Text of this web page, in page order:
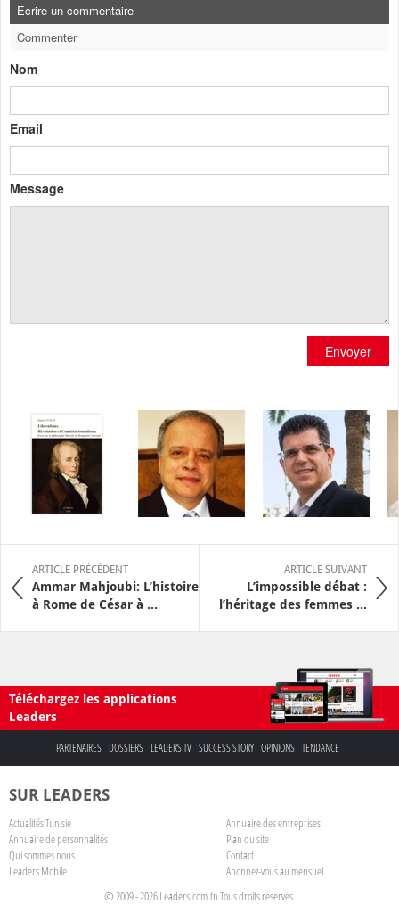
Ecrire un commentaire
Commenter
Nom
Email
Message
Envoyer
ARTICLE PRÉCÉDENT
Ammar Mahjoubi: L’histoire
à Rome de César à ...
ARTICLE SUIVANT
L’impossible débat :
l’héritage des femmes ...
Téléchargez les applications
Leaders
PARTENAIRES DOSSIERS LEADERS TV SUCCESS STORY OPINIONS TENDANCE
SUR LEADERS
Actualités Tunisie
Annuaire des entreprises
Annuaire de personnalités
Plan du site
Qui sommes nous
Contact
Leaders Mobile
Abonnez-vous au mensuel
© 2009 - 2026 Leaders.com.tn Tous droits réservés.